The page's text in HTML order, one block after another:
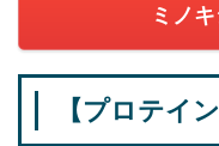
ミノ
【プロテイ